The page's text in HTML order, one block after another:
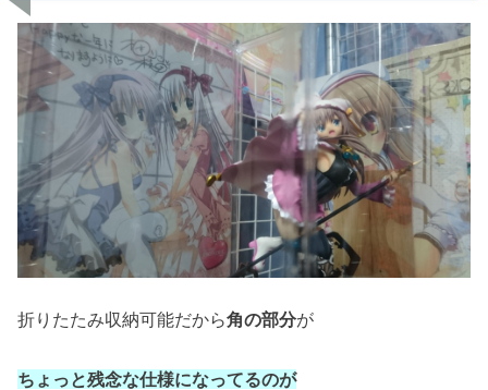
折りたたみ収納可能だから角の部分が
ちょっと残念な仕様になってるのが